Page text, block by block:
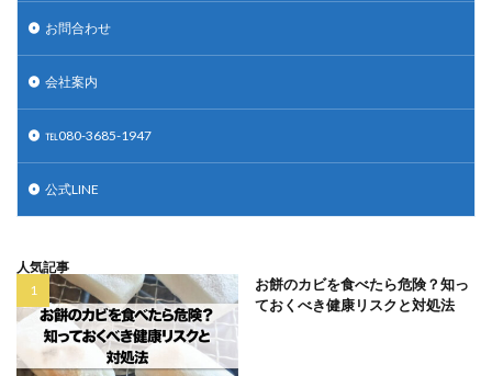
お問合わせ
会社案内
℡080-3685-1947
公式LINE
人気記事
お餅のカビを食べたら危険？知っ
ておくべき健康リスクと対処法